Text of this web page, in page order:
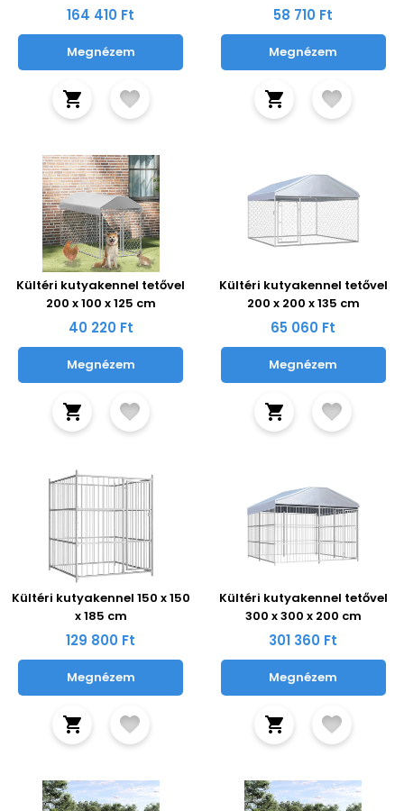
164 410 Ft
Megnézem
58 710 Ft
Megnézem
Kültéri kutyakennel tetővel
200 x 100 x 125 cm
40 220 Ft
Megnézem
Kültéri kutyakennel tetővel
200 x 200 x 135 cm
65 060 Ft
Megnézem
Kültéri kutyakennel 150 x 150
x 185 cm
129 800 Ft
Megnézem
Kültéri kutyakennel tetővel
300 x 300 x 200 cm
301 360 Ft
Megnézem